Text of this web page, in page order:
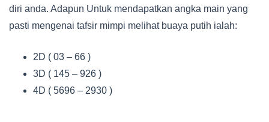
diri anda. Adapun Untuk mendapatkan angka main yang
pasti mengenai tafsir mimpi melihat buaya putih ialah:
2D ( 03 – 66 )
3D ( 145 – 926 )
4D ( 5696 – 2930 )